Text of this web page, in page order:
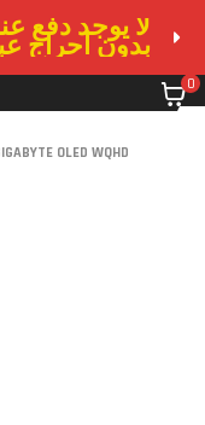
لا يوجد دفع
بدون احراج
0
OLED WQHD